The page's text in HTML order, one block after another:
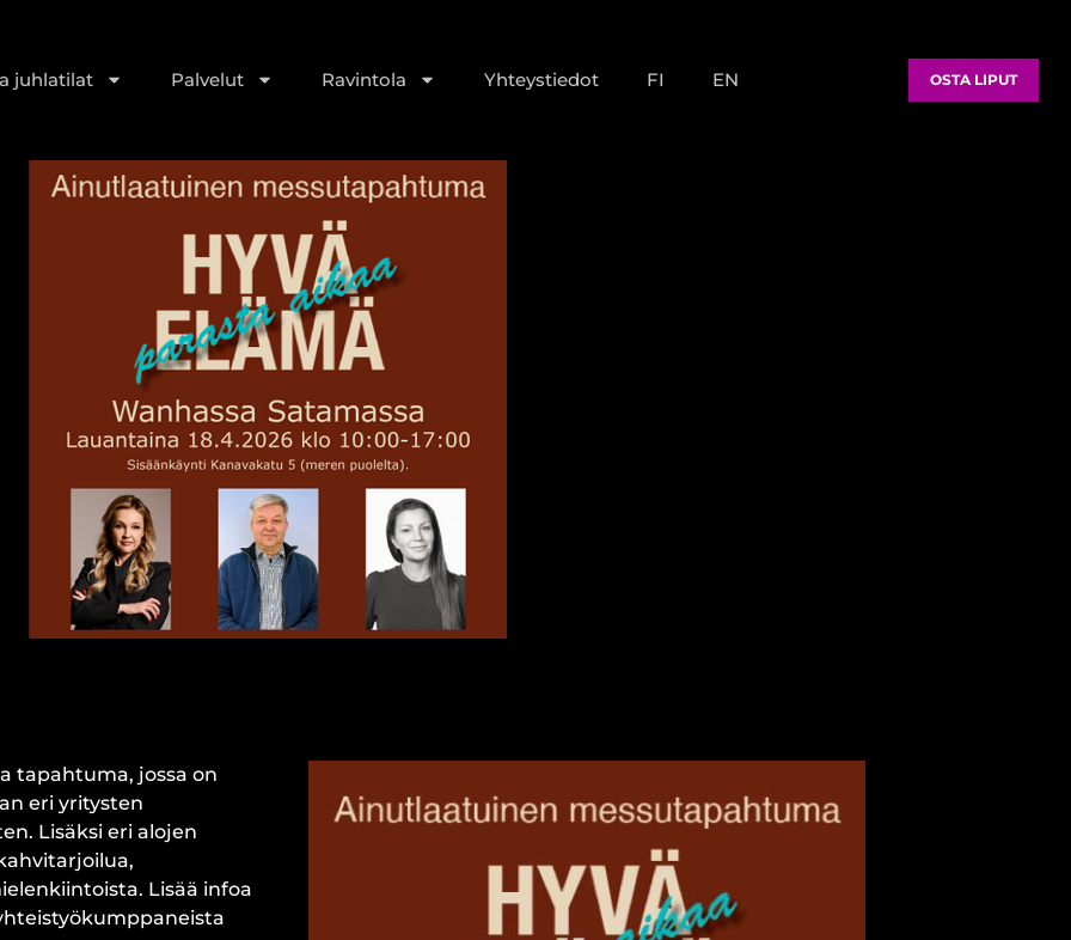
juhlatilat Palvelut Ravintola Yhteystiedot FI EN OSTA LIPUT
tapahtuma, jossa on
eri yritysten
Lisäksi eri alojen
Lisää infoa